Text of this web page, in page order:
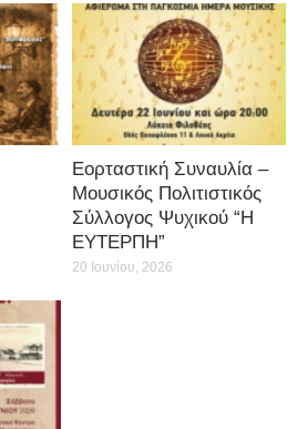
Εορταστική Συναυλία –
Μουσικός Πολιτιστικός
Σύλλογος Ψυχικού “Η
ΕΥΤΕΡΠΗ”
20 Ιουνίου, 2026